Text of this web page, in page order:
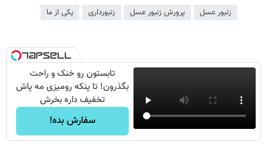
زنبور عسل پرورش زنبور عسل زنبورداری یکی از ما
تابستون رو خنک و راحت
بگذرون! تا پنکه رومیزی مه پاش
تخفیف داره بخرش
سفارش بده!